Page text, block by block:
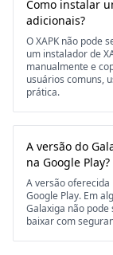
Como instalar
adicionais?
O XAPK não pode
um instalador de
manualmente e
usuários comuns,
prática.
A versão do
na Google Play?
A versão oferecida
Google Play. Em
Galaxiga não pode
baixar com